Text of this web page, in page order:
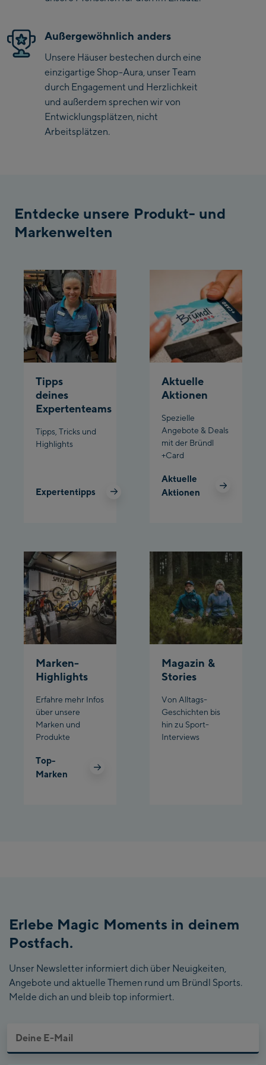
station
Ahornbahn Talstation
/Valley station
Fuegen:
Spieljochbahn
Talstation /Valley
station
Spieljochbahn
Bergstation / Top
Ischgl Outlet
Schladming:
Planet Planai
Charly Kahr
Bikeworld Schladming
Außergewöhnlich anders
Unsere Häuser bestechen durch eine
einzigartige Shop-Aura, unser Team
durch Engagement und Herzlichkeit
und außerdem sprechen wir von
Entwicklungsplätzen, nicht
Arbeitsplätzen.
Entdecke unsere Produkt- und
Markenwelten
Tipps
deines
Expertenteams
Tipps, Tricks und
Highlights
Expertentipps
Aktuelle
Aktionen
Spezielle
Angebote & Deals
mit der Bründl
+Card
Aktuelle
Aktionen
Marken-
Highlights
Erfahre mehr Infos
über unsere
Marken und
Produkte
Top-
Marken
Magazin &
Stories
Von Alltags-
Geschichten bis
hin zu Sport-
Interviews
Erlebe Magic Moments in deinem
Postfach.
Unser Newsletter informiert dich über Neuigkeiten,
Angebote und aktuelle Themen rund um Bründl Sports.
Melde dich an und bleib top informiert.